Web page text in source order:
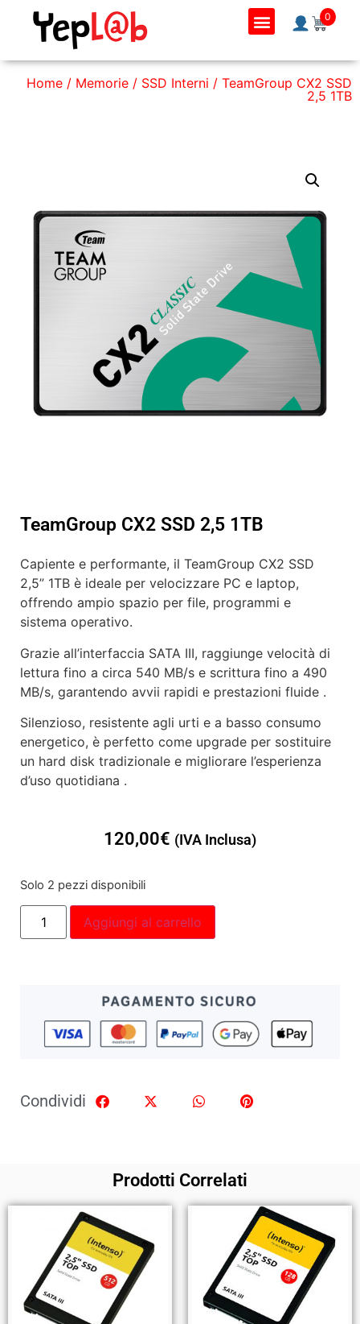
0
Home / Memorie / SSD Interni / TeamGroup CX2 SSD
2,5 1TB
TeamGroup CX2 SSD 2,5 1TB
Capiente e performante, il TeamGroup CX2 SSD
2,5” 1TB è ideale per velocizzare PC e laptop,
offrendo ampio spazio per file, programmi e
sistema operativo.
Grazie all’interfaccia SATA III, raggiunge velocità di
lettura fino a circa 540 MB/s e scrittura fino a 490
MB/s, garantendo avvii rapidi e prestazioni fluide .
Silenzioso, resistente agli urti e a basso consumo
energetico, è perfetto come upgrade per sostituire
un hard disk tradizionale e migliorare l’esperienza
d’uso quotidiana .
120,00€ (IVA Inclusa)
Solo 2 pezzi disponibili
Aggiungi al carrello
Condividi
Prodotti Correlati